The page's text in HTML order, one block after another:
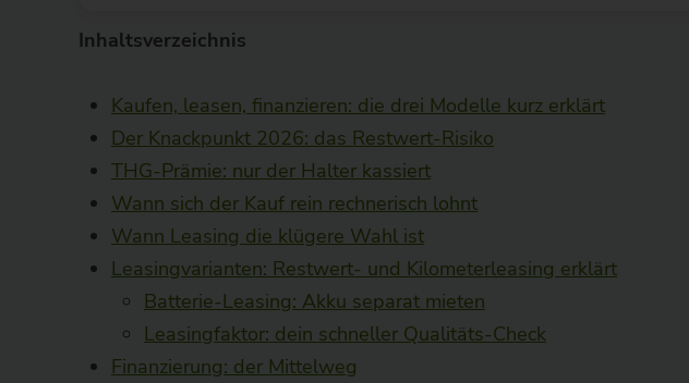
Inhaltsverzeichnis
Kaufen, leasen, finanzieren: die drei Modelle kurz erklärt
Der Knackpunkt 2026: das Restwert-Risiko
THG-Prämie: nur der Halter kassiert
Wann sich der Kauf rein rechnerisch lohnt
Wann Leasing die klügere Wahl ist
Leasingvarianten: Restwert- und Kilometerleasing erklärt
Batterie-Leasing: Akku separat mieten
Leasingfaktor: dein schneller Qualitäts-Check
Finanzierung: der Mittelweg